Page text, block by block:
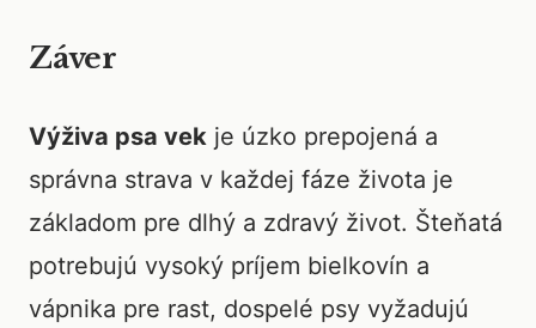
Záver
Výživa psa vek je úzko prepojená a
správna strava v každej fáze života je
základom pre dlhý a zdravý život. Šteňatá
potrebujú vysoký príjem bielkovín a
vápnika pre rast, dospelé psy vyžadujú